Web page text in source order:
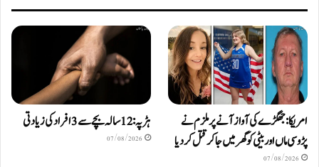
امریکا: جھگڑے کی آواز آنے پر ملزم نے
پڑوسی ماں اور بیٹی کو گھر میں جا کر قتل کر دیا
07/08/2026
ہڑپہ: 12 سالہ بچے سے 3 افراد کی زیادتی
07/08/2026